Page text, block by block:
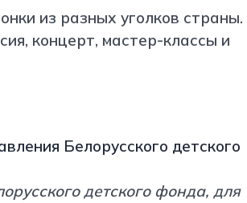
из разных уголков страны.
концерт, мастер-классы и
Белорусского детского
детского фонда, для